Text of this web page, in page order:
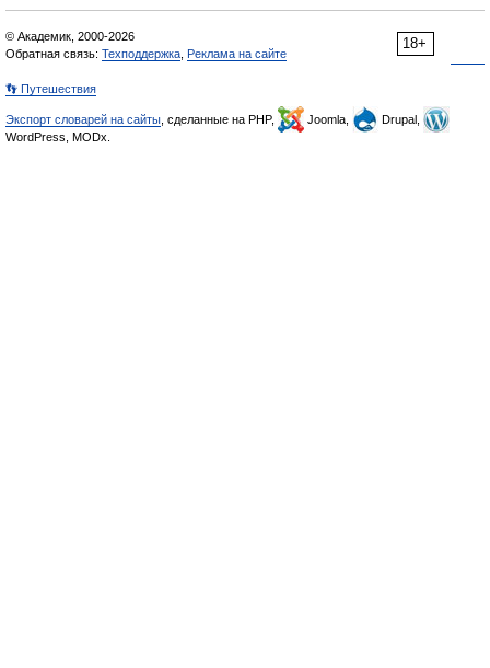
18+
© Академик, 2000-2026
Обратная связь: Техподдержка Реклама на сайте
👣 Путешествия
Экспорт словарей на сайты , сделанные на PHP, Joomla,
Drupal,
WordPress, MODx.